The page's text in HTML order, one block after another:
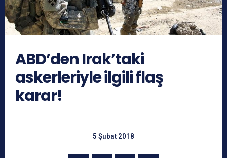
ABD’den Irak’taki
askerleriyle ilgili flaş
karar!
5 Şubat 2018